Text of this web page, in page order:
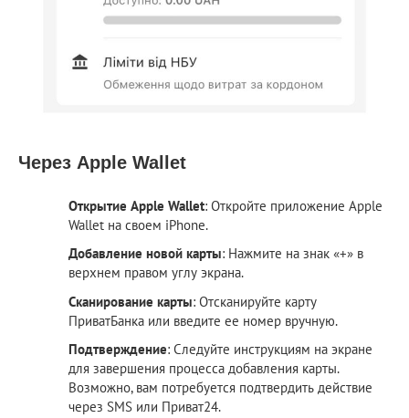
Через Apple Wallet
Открытие Apple Wallet: Откройте приложение Apple
Wallet на своем iPhone.
Добавление новой карты: Нажмите на знак «+» в
верхнем правом углу экрана.
Сканирование карты: Отсканируйте карту
ПриватБанка или введите ее номер вручную.
Подтверждение: Следуйте инструкциям на экране
для завершения процесса добавления карты.
Возможно, вам потребуется подтвердить действие
через SMS или Приват24.